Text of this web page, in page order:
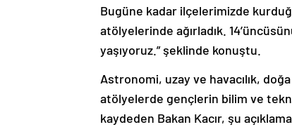
Bugüne kadar ilçelerimizde
atölyelerinde ağırladık.
yaşıyoruz.” şeklinde konuştu.
Astronomi, uzay ve havacılık,
atölyelerde gençlerin bilim ve
kaydeden Bakan Kacır, şu